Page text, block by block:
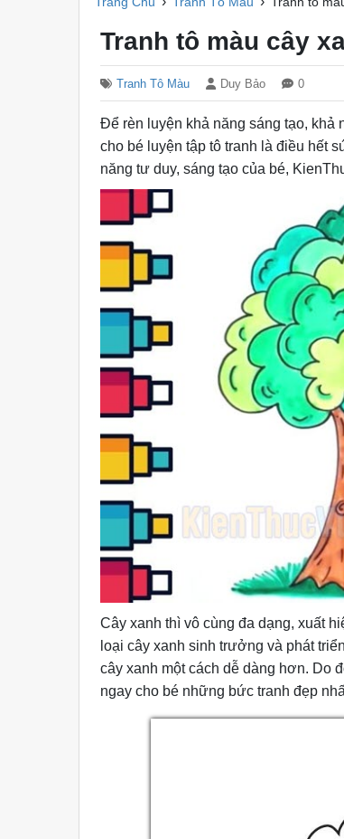
Tranh tô màu cây
Tranh Tô Màu Duy Bảo 0
Để rèn luyện khả năng sáng tạo, khả
cho bé luyện tập tô tranh là điều hết
năng tư duy, sáng tạo của bé,
Cây xanh thì vô cùng đa dạng, xuất
loại cây xanh sinh trưởng và phát
cây xanh một cách dễ dàng hơn. Do
ngay cho bé những bức tranh đẹp